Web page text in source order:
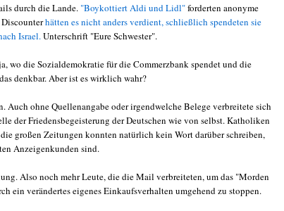
durch die Lande. "Boykottiert Aldi und Lidl"forderten anonyme
hätten es nicht anders verdient, schließlich spendeten sie
Israel. Unterschrift "Eure Schwester".
wo die Sozialdemokratie für die Commerzbank spendet und die
denkbar. Aber ist es wirklich wahr?
Auch ohne Quellenangabe oder irgendwelche Belege verbreitete sich
der Friedensbegeisterung der Deutschen wie von selbst. Katholiken
großen Zeitungen konnten natürlich kein Wort darüber schreiben,
Anzeigenkunden sind.
Also noch mehr Leute, die die Mail verbreiteten, um das "Morden
ein verändertes eigenes Einkaufsverhalten umgehend zu stoppen.